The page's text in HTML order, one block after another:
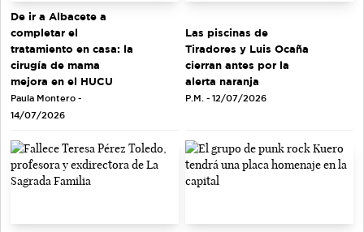
De ir a Albacete a
completar el
tratamiento en casa: la
cirugía de mama
mejora en el HUCU
Paula Montero -
14/07/2026
Las piscinas de
Tiradores y Luis Ocaña
cierran antes por la
alerta naranja
P.M. - 12/07/2026